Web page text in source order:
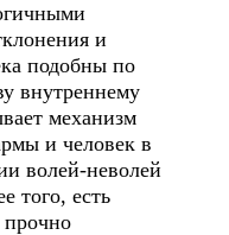
и
подобны по
внутреннему
механизм
и человек в
волей-неволей
того, есть
прочно